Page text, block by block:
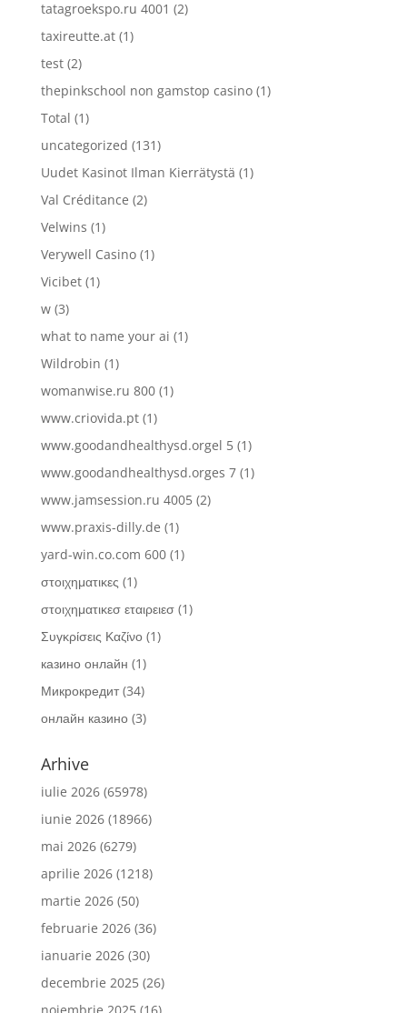
tatagroekspo.ru 4001 (2)
taxireutte.at(1)
test(2)
thepinkschool non gamstop casino(1)
Total (1)
uncategorized (131)
Uudet Kasinot Ilman Kierrätystä (1)
Val Créditance (2)
Velwins (1)
Verywell Casino(1)
Vicibet(1)
w(3)
what to name your ai (1)
Wildrobin (1)
womanwise.ru 800(1)
www.criovida.pt(1)
www.goodandhealthysd.orgel 5(1)
www.goodandhealthysd.orges 7(1)
www.jamsession.ru 4005(2)
www.praxis-dilly.de (1)
yard-win.co.com 600(1)
στοιχηματικες (1)
στοιχηματικεσ εταιρειεσ(1)
Συγκρίσεις Καζίνο(1)
казино онлайн (1)
Микрокредит(34)
онлайн казино(3)
Arhive
iulie 2026(65978)
iunie 2026(18966)
mai 2026(6279)
aprilie 2026(1218)
martie 2026(50)
februarie 2026(36)
ianuarie 2026(30)
decembrie 2025(26)